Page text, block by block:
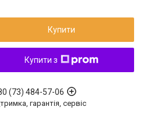
Купити
Купити з
(73) 484-57-06
гарантія, сервіс